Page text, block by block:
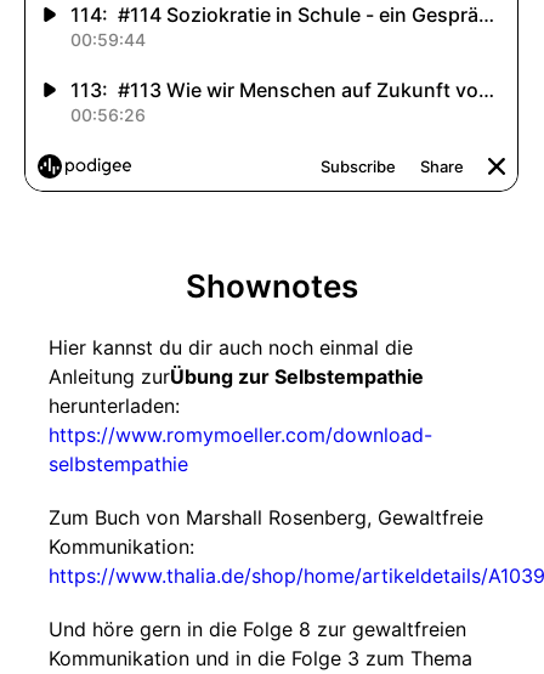
Shownotes
Hier kannst du dir auch noch einmal die
Anleitung zurÜbung zur Selbstempathie
herunterladen:
https://www.romymoeller.com/download-
selbstempathie
Zum Buch von Marshall Rosenberg, Gewaltfreie
Kommunikation:
https://www.thalia.de/shop/home/artikeldetails/
Und höre gern in die Folge 8 zur gewaltfreien
Kommunikation und in die Folge 3 zum Thema